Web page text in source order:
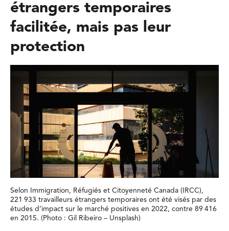
étrangers temporaires
facilitée, mais pas leur
protection
Selon Immigration, Réfugiés et Citoyenneté Canada (IRCC),
221 933 travailleurs étrangers temporaires ont été visés par des
études d’impact sur le marché positives en 2022, contre 89 416
en 2015. (Photo : Gil Ribeiro – Unsplash)